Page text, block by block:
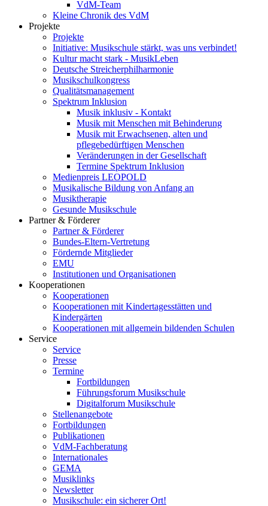
VdM-Team
Kleine Chronik des VdM
Projekte
Projekte
Initiative: Musikschule stärkt, was uns verbindet!
Kultur macht stark - MusikLeben
Deutsche Streicherphilharmonie
Musikschulkongress
Qualitätsmanagement
Spektrum Inklusion
Musik inklusiv - Kontakt
Musik mit Menschen mit Behinderung
Musik mit Erwachsenen, alten und
pflegebedürftigen Menschen
Veränderungen in der Gesellschaft
Termine Spektrum Inklusion
Medienpreis LEOPOLD
Musikalische Bildung von Anfang an
Musiktherapie
Gesunde Musikschule
Partner & Förderer
Partner & Förderer
Bundes-Eltern-Vertretung
Fördernde Mitglieder
EMU
Institutionen und Organisationen
Kooperationen
Kooperationen
Kooperationen mit Kindertagesstätten und
Kindergärten
Kooperationen mit allgemein bildenden Schulen
Service
Service
Presse
Termine
Fortbildungen
Führungsforum Musikschule
Digitalforum Musikschule
Stellenangebote
Fortbildungen
Publikationen
VdM-Fachberatung
Internationales
GEMA
Musiklinks
Newsletter
Musikschule: ein sicherer Ort!